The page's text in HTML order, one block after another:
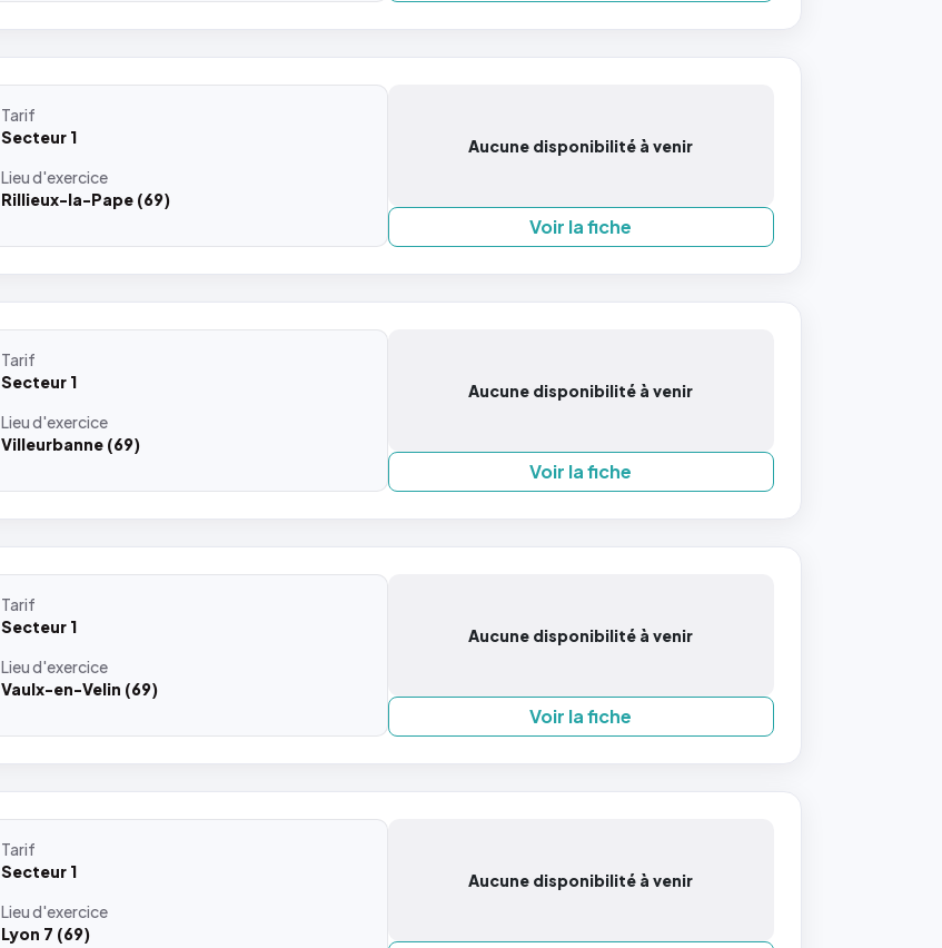
Tarif
Secteur 1
Lieud'exercice
Rillieux-la-Pape (69)
Aucune disponibilité à venir
Voir la fiche
Tarif
Secteur 1
Lieud'exercice
Villeurbanne (69)
Aucune disponibilité à venir
Voir la fiche
Tarif
Secteur 1
Lieud'exercice
Vaulx-en-Velin (69)
Aucune disponibilité à venir
Voir la fiche
Tarif
Secteur 1
Lieud'exercice
Lyon 7 (69)
Aucune disponibilité à venir